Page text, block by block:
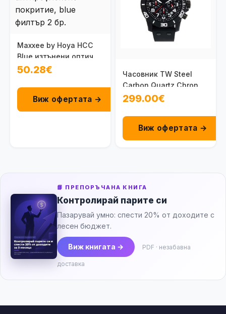
Maxxee by Hoya HCC
Blue изтънени оптични
лещи с антирефлексно
2 бр.
50.28€
Виж офертата →
Часовник TW Steel
Carbon Quartz Chrono
CA1
299.00€
Виж офертата →
📘 ПРЕПОРЪЧАНА КНИГА
Контролирай парите си
Пазарувай умно: спести 20% от доходите с
лесен бюджет.
Виж книгата → PDF · незабавна
доставка